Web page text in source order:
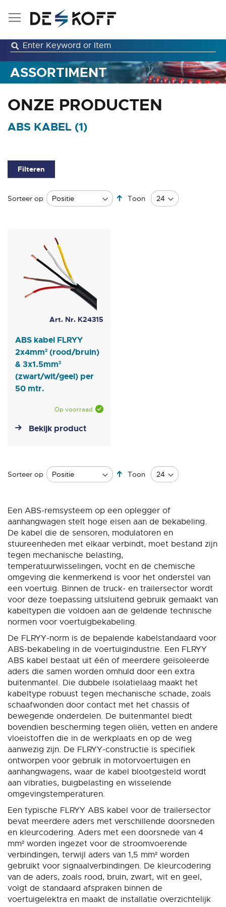
Ga
inhoud
ASSORTIMENT
ONZE PRODUCTEN
ABS KABEL (1)
Sorteer op
Van
Toon
Art. Nr. K24315
ABS kabel FLRYY
2x4mm² (rood/bruin)
& 3x1.5mm²
(zwart/wit/geel) per
50 mtr.
Op voorraad
Bekijk product
Sorteer op
Van
sorteren
Toon
Filteren
Een ABS-remsysteem op een oplegger of
aanhangwagen stelt hoge eisen aan de bekabeling.
De kabel die de sensoren, modulatoren en
stuureenheden met elkaar verbindt, moet bestand zijn
tegen mechanische belasting,
temperatuurwisselingen, vocht en de chemische
omgeving die kenmerkend is voor het onderstel van
een voertuig. Binnen de truck- en trailersector wordt
voor deze toepassing uitsluitend gebruik gemaakt van
kabeltypen die voldoen aan de geldende technische
normen voor voertuigbekabeling.
De FLRYY-norm is de bepalende kabelstandaard voor
ABS-bekabeling in de voertuigindustrie. Een FLRYY
ABS kabel bestaat uit één of meerdere geïsoleerde
aders die samen worden omhuld door een extra
buitenmantel. Die dubbele isolatielaag maakt het
kabeltype robuust tegen mechanische schade, zoals
schaafwonden door contact met het chassis of
bewegende onderdelen. De buitenmantel biedt
bovendien bescherming tegen oliën, vetten en andere
vloeistoffen die in de werkplaats en op de weg
aanwezig zijn. De FLRYY-constructie is specifiek
ontworpen voor gebruik in motorvoertuigen en
aanhangwagens, waar de kabel blootgesteld wordt
aan vibraties, buigbelasting en wisselende
omgevingstemperaturen.
Een typische FLRYY ABS kabel voor de trailersector
bevat meerdere aders met verschillende doorsneden
en kleurcodering. Aders met een doorsnede van 4
mm² worden ingezet voor de stroomvoerende
verbindingen, terwijl aders van 1,5 mm² worden
gebruikt voor signaalverbindingen. De kleurcodering
van de aders, zoals rood, bruin, zwart, wit en geel,
volgt de standaard afspraken binnen de
voertuigelektra en maakt de installatie overzichtelijk